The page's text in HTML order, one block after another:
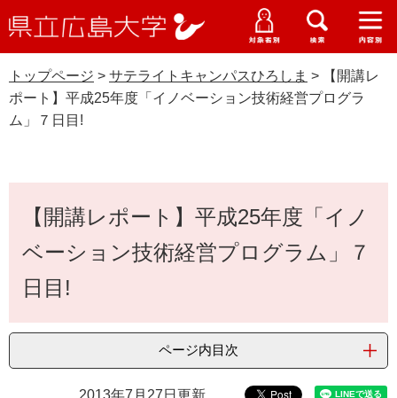
ー
ジ
先
頭
ニ
ュ
を
飛
ニ
ー
ニ
ー
ニ
ュ
ー
立
大
学
受験生の皆さま
在学生の皆さま
地域・企業の皆さま
受験生特設サイト
WEB版大学案内
資料請求
Languages
G
すべて ページ PDF
大学概要
学部・大学院・専攻科
研究・地域連携・国際交流
入試情報
トップページ > サテライトキャンパスひろしま >
【開講レ
ポート】平成25年度「イノベーション技術経営プログラ
ム」７日目!
【開講レポート】平成25年度「イノ
ベーション技術経営プログラム」７
日目!
ページ内目次
2013年7月27日更新